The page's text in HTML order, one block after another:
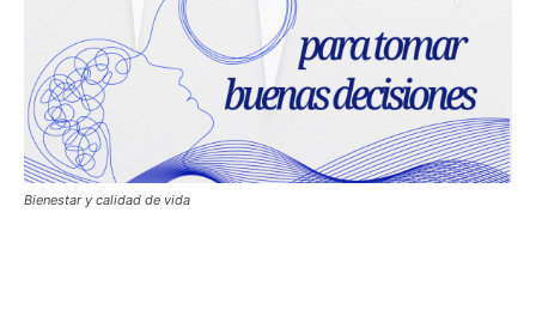
Bienestar y calidad de vida